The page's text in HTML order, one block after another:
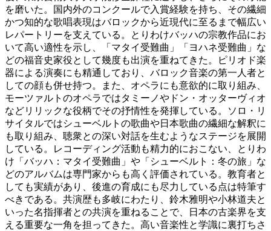
を磨いた。国内外のコンクールで入賞経験を持ち、その繊細
かつ知的な歌唱表現はバロックから近現代に至るまで幅広い
レパートリーを支えている。とりわけバッハの宗教作品にお
いて高い適性を示し、「マタイ受難曲」「ヨハネ受難曲」な
どの福音史家役として幾度も出演を重ねてきた。ピリオド楽
器による演奏にも精通しており、バロック音楽の第一人者と
しての顔も併せ持つ。また、オペラにも意欲的に取り組み、
モーツァルトのオペラではタミーノやドン・オッターヴィオ
などリリックな役柄でその抒情性を発揮している。ソロ・リ
サイタルではシューベルトの歌曲や日本歌曲の繊細な解釈に
も取り組み、聴衆との深い対話を生むようなステージを展開
している。レコーディング活動も精力的におこない、とりわ
け「バッハ：マタイ受難曲」や「シューベルト：冬の旅」な
どのアルバムは専門家からも高く評価されている。教育者と
しても実績があり、後進の育成にも尽力している点は特筆す
べきである。共演歴も多岐にわたり、鈴木雅明や小林道夫と
いった名指揮者との共演を重ねることで、日本の古楽界を支
える重要な一角を担ってきた。高い音楽性と学識に裏打ちさ